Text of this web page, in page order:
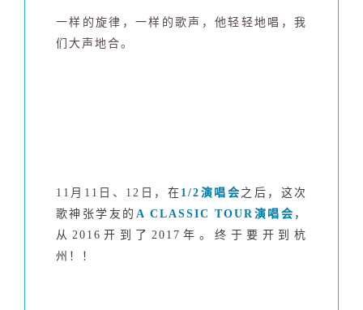
一样的旋律，一样的歌声，他轻轻地唱，我
们 大声地合。
11月11日、12日， 在 1/2演唱会 之后，这次
歌神张学友的 A CLASSIC TOUR演唱会 ，
从2016开到了2017年。终于要开到杭
州！！